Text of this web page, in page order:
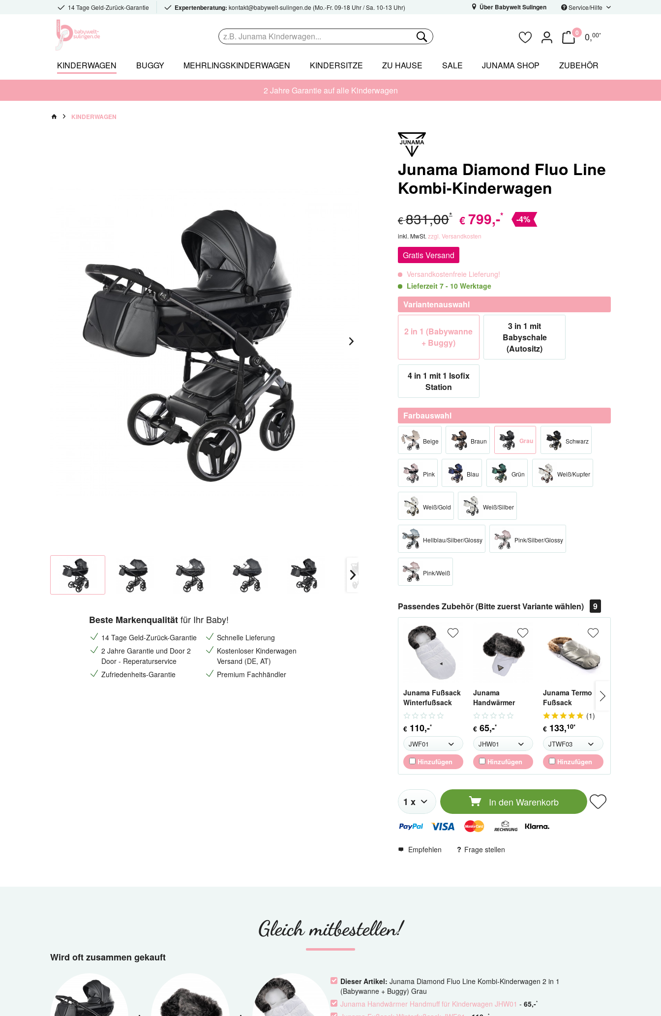
14 Tage Geld-Zurück-Garantie Expertenberatung: kontakt@babywelt-sulingen.de (Mo.-Fr. 09-18 Uhr / Sa. 10-13 Uhr) Über Babywelt Sulingen Service/Hilfe
0 0,00*
KINDERWAGEN BUGGY MEHRLINGSKINDERWAGEN KINDERSITZE ZU HAUSE SALE JUNAMA SHOP ZUBEHÖR
2 Jahre Garantie auf alle Kinderwagen
KINDERWAGEN
Beste Markenqualitätfür Ihr Baby!
14 Tage Geld-Zurück-Garantie
Schnelle Lieferung
2 Jahre Garantie und Door 2
Door - Reperaturservice
Kostenloser Kinderwagen
Versand (DE, AT)
Zufriedenheits-Garantie
Premium Fachhändler
Junama Diamond Fluo Line
Kombi-Kinderwagen
€831,00* € 799,-* -4%
inkl. MwSt. zzgl. Versandkosten
Gratis Versand
Versandkostenfreie Lieferung!
Lieferzeit 7 - 10 Werktage
Variantenauswahl
2 in 1 (Babywanne
+ Buggy)
3 in 1 mit
Babyschale
(Autositz)
4 in 1 mit 1 Isofix
Station
Farbauswahl
Beige Braun Grau Schwarz
Pink Blau Grün Weiß/Kupfer
Weiß/Gold Weiß/Silber
Hellblau/Silber/Glossy Pink/Silber/Glossy
Pink/Weiß
Passendes Zubehör (Bitte zuerst Variante wählen) 9
Junama Fußsack
Winterfußsack
€ 110,-*
Hinzufügen
Junama
Handwärmer
Handmuff für
Kinderwagen
€ 65,-*
Hinzufügen
Junama Termo
Fußsack
Winterfußsack
(1)
€ 133,10*
Hinzufügen
In den Warenkorb
Empfehlen Frage stellen
Gleich mitbestellen!
Wird oft zusammen gekauft
Dieser Artikel: Junama Diamond Fluo Line Kombi-Kinderwagen 2 in 1
(Babywanne + Buggy) Grau
Junama Handwärmer Handmuff für Kinderwagen JHW01 - 65,-*